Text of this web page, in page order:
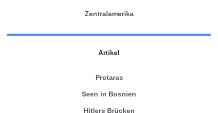
Zentralamerika
Artikel
Protaras
Seen in Bosnien
Hitlers Brücken